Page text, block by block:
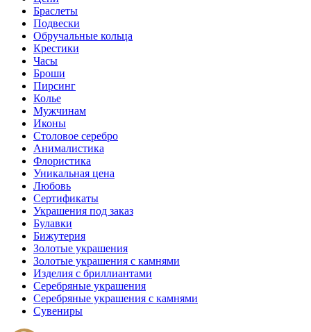
Браслеты
Подвески
Обручальные кольца
Крестики
Часы
Броши
Пирсинг
Колье
Мужчинам
Иконы
Столовое серебро
Анималистика
Флористика
Уникальная цена
Любовь
Сертификаты
Украшения под заказ
Булавки
Бижутерия
Золотые украшения
Золотые украшения с камнями
Изделия с бриллиантами
Серебряные украшения
Серебряные украшения с камнями
Сувениры